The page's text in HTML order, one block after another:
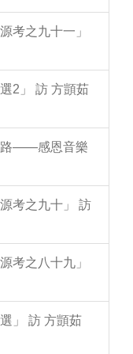
考之九十一」
2」 訪 方顗茹
路——感恩音樂
考之九十」 訪
考之八十九」
」 訪 方顗茹